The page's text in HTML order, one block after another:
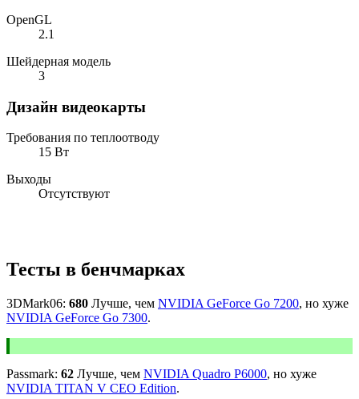
OpenGL
2.1
Шейдерная модель
3
Дизайн видеокарты
Требования по теплоотводу
15 Вт
Выходы
Отсутствуют
Тесты в бенчмарках
3DMark06: 680 Лучше, чем NVIDIA GeForce Go 7200, но хуже
NVIDIA GeForce Go 7300.
Passmark: 62 Лучше, чем NVIDIA Quadro P6000, но хуже
NVIDIA TITAN V CEO Edition.